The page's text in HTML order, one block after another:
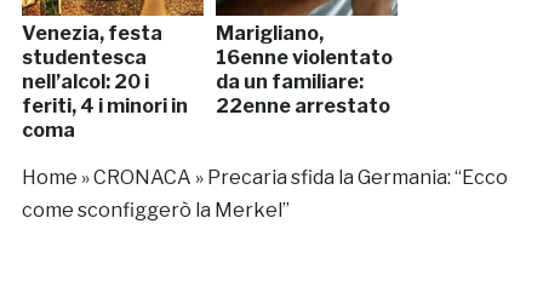
Venezia, festa
studentesca
nell’alcol: 20 i
feriti, 4 i minori in
coma
Marigliano,
16enne violentato
da un familiare:
22enne arrestato
Home »CRONACA » Precaria sfida la Germania: “Ecco
come sconfiggerò la Merkel”